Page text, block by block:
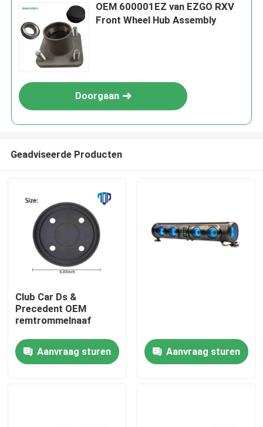
Huis
OEM 600001EZ van EZGO RXV
Front Wheel Hub Assembly
Doorgaan
Geadviseerde Producten
Club Car Ds &
Precedent OEM
remtrommelnaaf
Aanvraag sturen Aanvraag sturen